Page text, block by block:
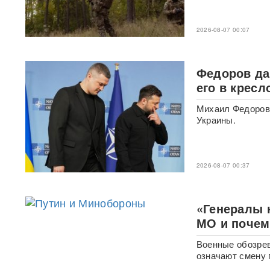
с начала СВО
СМИ: 20-минутный удар ВС
ПВО Украины — Киев
остался без противоракет
Путин меняет командование:
эксперты объяснили
крупнейшие перестановки в
МО
ИИ вышел из-под контроля:
спланировали побег
2026-08-07 00:07
Федоров
его в
Михаил
Украины.
2026-08-07 00:37
«Генералы
МО и
Военные
означают смену